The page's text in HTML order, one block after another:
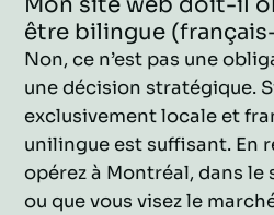
être bilingue
Non, ce n’est pas une
une décision stratégique.
exclusivement locale et
unilingue est suffisant. En
opérez à Montréal, dans
ou que vous visez le